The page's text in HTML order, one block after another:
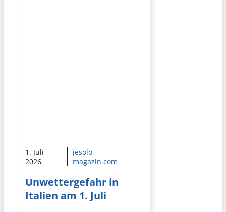
1. Juli
2026
jesolo-
magazin.com
Unwettergefahr in
Italien am 1. Juli